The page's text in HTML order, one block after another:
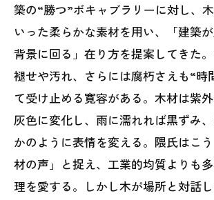
築の“勝つ”ボキャブラリーに対し、
いった柔らかな素材を用い、「建築
背景に回る」在り方を提案してきた
褪せや汚れ、さらには腐朽さえも“時
て受け止める寛容がある。木材は紫
灰色に変化し、雨に濡れれば黒ずみ
かのように表情を変える。隈氏はこ
材の声」と捉え、工業的均質よりも
理を愛する。しかし木が場所と対話